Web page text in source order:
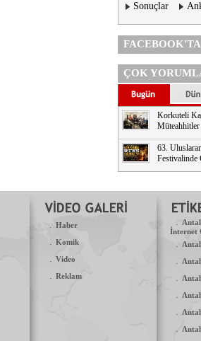
Sonuçlar
FACEBOOK'TA
ÇOK
Korkuteli
Müteahhitler
63.
Festivalinde
. Haber
. Komik
. Video
. Reklam
.
İnternet
.
.
.
.
.
.